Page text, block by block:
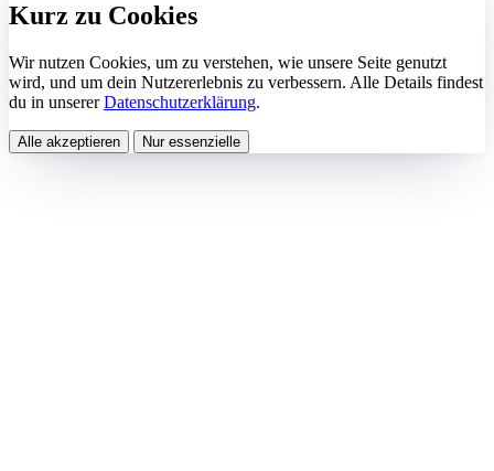
Kurz zu Cookies
Wir nutzen Cookies, um zu verstehen, wie unsere Seite genutzt
wird, und um dein Nutzererlebnis zu verbessern. Alle Details findest
du in unsererDatenschutzerklärung.
Alle akzeptieren Nur essenzielle